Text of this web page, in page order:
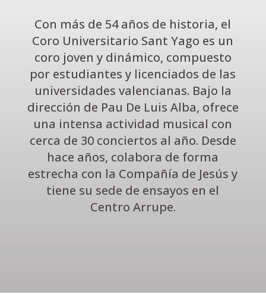
Con más de 54 años de historia, el
Coro Universitario Sant Yago es un
coro joven y dinámico, compuesto
por estudiantes y licenciados de las
universidades valencianas. Bajo la
dirección de Pau De Luis Alba, ofrece
una intensa actividad musical con
cerca de 30 conciertos al año. Desde
hace años, colabora de forma
estrecha con la Compañía de Jesús y
tiene su sede de ensayos en el
Centro Arrupe.